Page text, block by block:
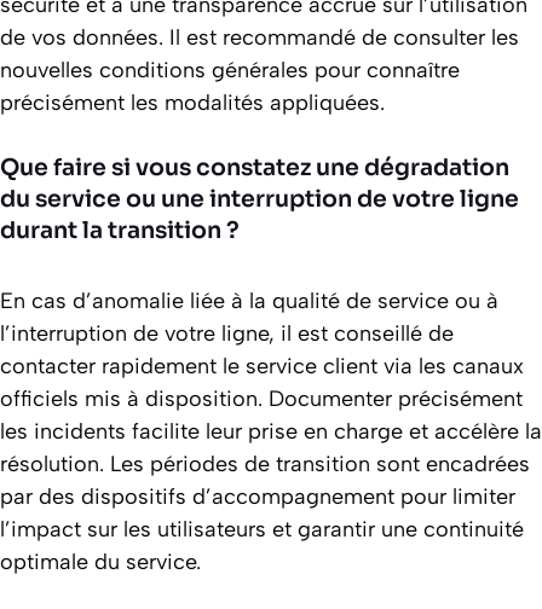
de vos données. Il est recommandé de consulter les
nouvelles conditions générales pour connaître
précisément les modalités appliquées.
Que faire si vous constatez une dégradation
du service ou une interruption de votre ligne
durant la transition ?
En cas d’anomalie liée à la qualité de service ou à
l’interruption de votre ligne, il est conseillé de
contacter rapidement le service client via les canaux
officiels mis à disposition. Documenter précisément
les incidents facilite leur prise en charge et accélère la
résolution. Les périodes de transition sont encadrées
par des dispositifs d’accompagnement pour limiter
l’impact sur les utilisateurs et garantir une continuité
optimale du service.